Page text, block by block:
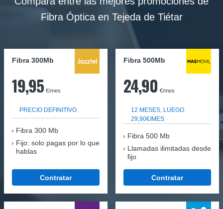
Fibra Óptica en Tejeda de Tiétar
Fibra 300Mb
19,95 €/mes
PRECIO DEFINITIVO
Fibra 300 Mb
Fijo: solo pagas por lo que
hablas
Contratar
Fibra 500Mb
24,90 €/mes
12 MESES, LUEGO
29,90€/MES
Fibra 500 Mb
Llamadas ilimitadas desde
fijo
Contratar